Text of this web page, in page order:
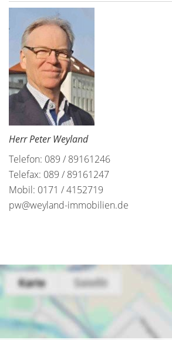
Herr Peter Weyland
Telefon: 089 / 89161246
Telefax: 089 / 89161247
Mobil: 0171 / 4152719
pw@weyland-immobilien.de